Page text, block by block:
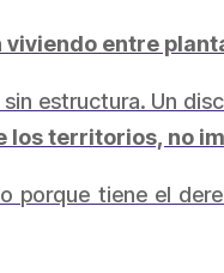
entre
estructura. Un
territorios, no
porque tiene el